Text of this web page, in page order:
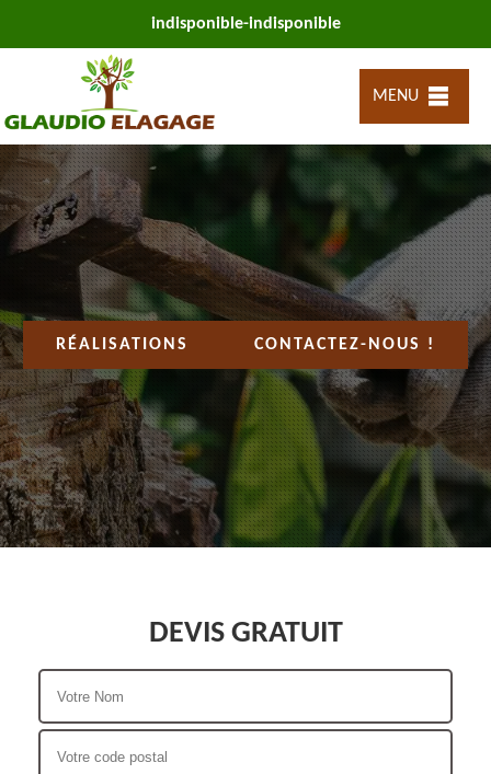
indisponible-indisponible
MENU
RÉALISATIONS CONTACTEZ-NOUS !
DEVIS GRATUIT